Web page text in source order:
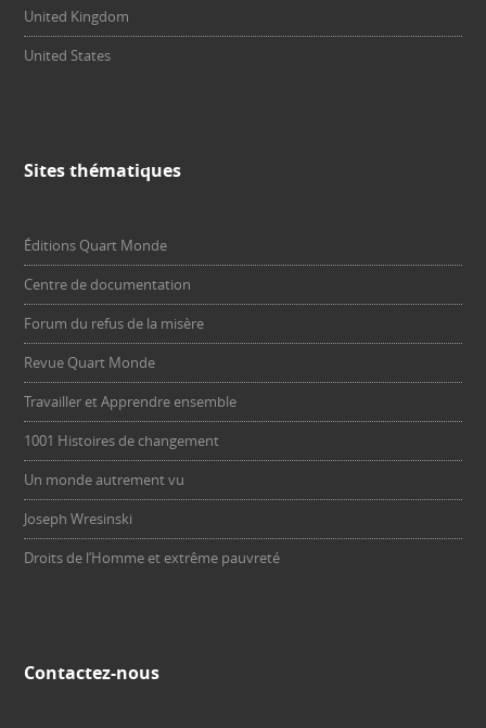
United Kingdom
United States
Sites thématiques
Éditions Quart Monde
Centre de documentation
Forum du refus de la misère
Revue Quart Monde
Travailler et Apprendre ensemble
1001 Histoires de changement
Un monde autrement vu
Joseph Wresinski
Droits de l’Homme et extrême pauvreté
Contactez-nous